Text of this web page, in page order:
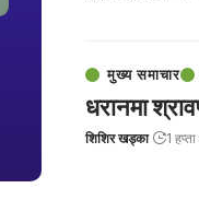
मुख्य समाचार
धरानमा
शिशिर खड्का 1